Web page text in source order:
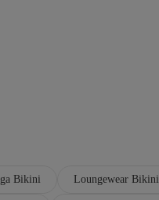
Bikini Loungewear Bikini